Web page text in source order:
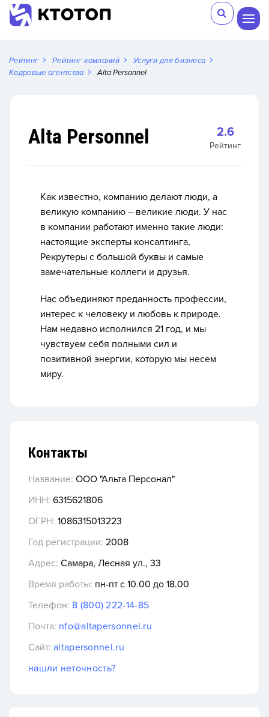
Рейтинг Рейтинг компаний
Услуги для бизнеса
Кадровые агентства
Alta Personnel
Alta Personnel 2.6
Рейтинг
Как известно, компанию делают люди, а
великую компанию – великие люди. У нас
в компании работают именно такие люди:
настоящие эксперты консалтинга,
Рекрутеры с большой буквы и самые
замечательные коллеги и друзья.
Нас объединяют преданность профессии,
интерес к человеку и любовь к природе.
Нам недавно исполнился 21 год, и мы
чувствуем себя полными сил и
позитивной энергии, которую мы несем
миру.
Контакты
Название: ООО "Альта Персонал"
ИНН: 6315621806
ОГРН: 1086315013223
Год регистрации: 2008
Адрес: Самара, Лесная ул., 33
Время работы: пн-пт с 10.00 до 18.00
Телефон: 8 (800) 222-14-85
Почта: nfo@altapersonnel.ru
Сайт: altapersonnel.ru
нашли неточность?